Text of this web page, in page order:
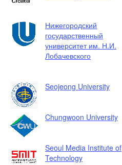
Нижегородский
государственный
университет им. Н.И.
Лобачевского
Seojeong University
Chungwoon University
Seoul Media Institute of
Technology